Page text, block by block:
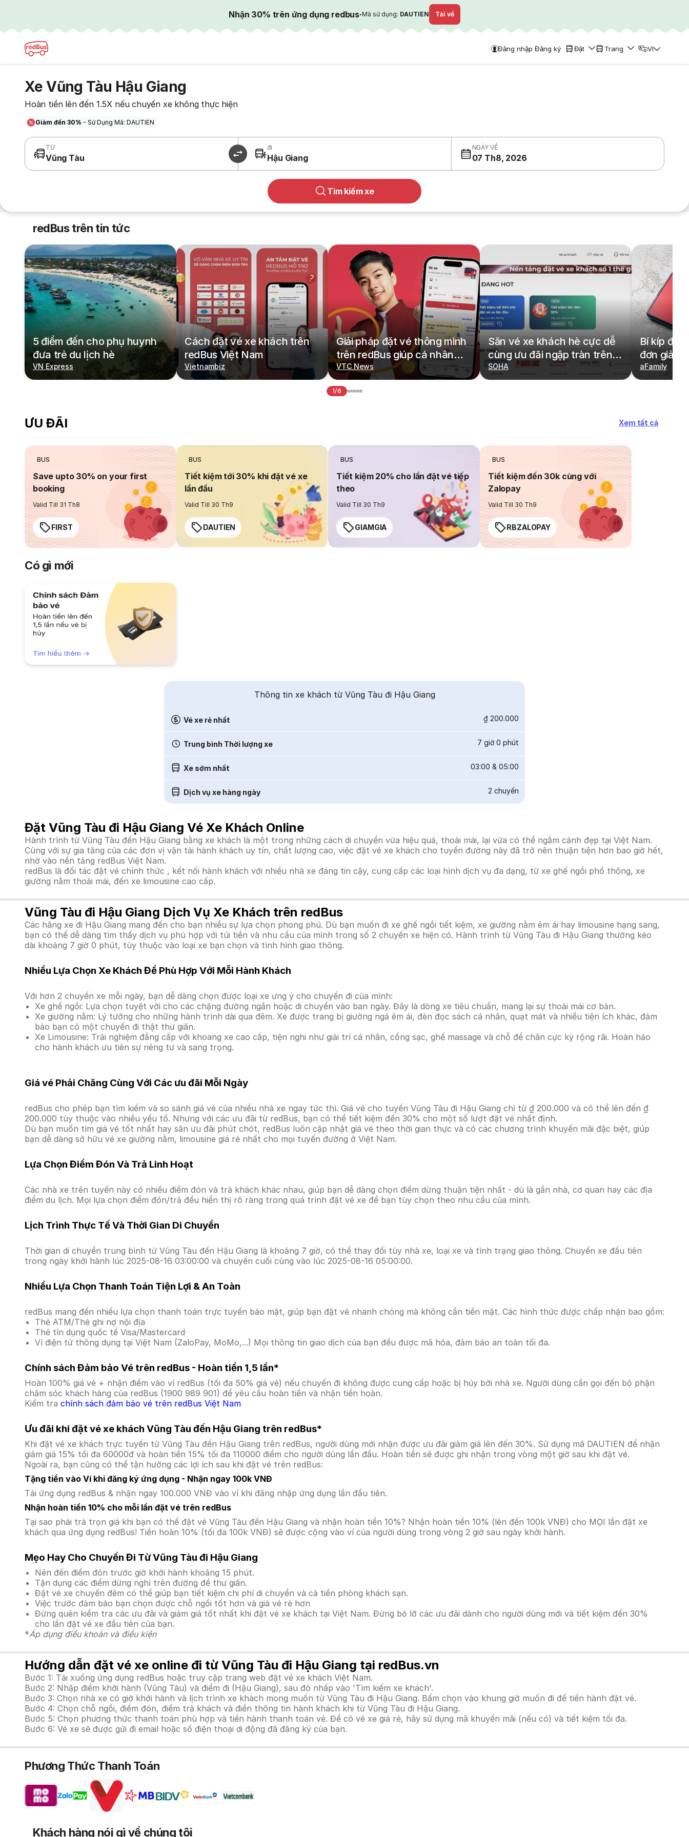
Nhận 30% trên ứng dụng redbus·Mã sử dụng: DAUTIEN Tải về
Đăng nhập Đăng ký Đặt Trang VI
Xe Vũng Tàu Hậu Giang
Hoàn tiền lên đến 1.5X nếu chuyến xe không thực hiện
Giảm đến 30% - Sử Dụng Mã: DAUTIEN
TỪ
Vũng Tàu
đi
Hậu Giang
NGÀY VỀ
07 Th8, 2026
Tìm kiếm xe
redBus trên tin tức
5 điểm đến cho phụ huynh
đưa trẻ du lịch hè
VN Express
Cách đặt vé xe khách trên
redBus Việt Nam
Vietnambiz
Giải pháp đặt vé thông minh
trên redBus giúp cá nhân
hoá hành trình di chuyển
VTC News
Săn vé xe khách hè cực dễ
cùng ưu đãi ngập tràn trên
redBus
SOHA
Bí kíp đặt
đơn giản,
cả gia
aFamily
1/6
ƯU ĐÃI Xem tất cả
BUS
Save upto 30% on your first
booking
Valid Till 31 Th8
FIRST
BUS
Tiết kiệm tới 30% khi đặt vé xe
lần đầu
Valid Till 30 Th9
DAUTIEN
BUS
Tiết kiệm 20% cho lần đặt vé tiếp
theo
Valid Till 30 Th9
GIAMGIA
BUS
Tiết kiệm đến 30k cùng với
Zalopay
Valid Till 30 Th9
RBZALOPAY
Có gì mới
Thông tin xe khách từ Vũng Tàu đi Hậu Giang
Vé xe rẻ nhất ₫ 200.000
Trung bình Thời lượng xe 7 giờ 0 phút
Xe sớm nhất 03:00 & 05:00
Dịch vụ xe hàng ngày 2 chuyến
Đặt Vũng Tàu đi Hậu Giang Vé Xe Khách Online
Hành trình từ Vũng Tàu đến Hậu Giang bằng xe khách là một trong những cách di chuyển vừa hiệu quả, thoải mái, lại vừa có thể ngắm cảnh đẹp tại Việt Nam.
Cùng với sự gia tăng của các đơn vị vận tải hành khách uy tín, chất lượng cao, việc đặt vé xe khách cho tuyến đường này đã trở nên thuận tiện hơn bao giờ hết,
nhờ vào nền tảng redBus Việt Nam.
redBus là đối tác đặt vé chính thức , kết nối hành khách với nhiều nhà xe đáng tin cậy, cung cấp các loại hình dịch vụ đa dạng, từ xe ghế ngồi phổ thông, xe
giường nằm thoải mái, đến xe limousine cao cấp.
Vũng Tàu đi Hậu Giang Dịch Vụ Xe Khách trên redBus
Các hãng xe đi Hậu Giang mang đến cho bạn nhiều sự lựa chọn phong phú. Dù bạn muốn đi xe ghế ngồi tiết kiệm, xe giường nằm êm ái hay limousine hạng sang,
bạn có thể dễ dàng tìm thấy dịch vụ phù hợp với túi tiền và nhu cầu của mình trong số 2 chuyến xe hiện có. Hành trình từ Vũng Tàu đi Hậu Giang thường kéo
dài khoảng 7 giờ 0 phút, tùy thuộc vào loại xe bạn chọn và tình hình giao thông.
Nhiều Lựa Chọn Xe Khách Để Phù Hợp Với Mỗi Hành Khách
Với hơn 2 chuyến xe mỗi ngày, bạn dễ dàng chọn được loại xe ưng ý cho chuyến đi của mình:
Xe ghế ngồi: Lựa chọn tuyệt vời cho các chặng đường ngắn hoặc di chuyển vào ban ngày. Đây là dòng xe tiêu chuẩn, mang lại sự thoải mái cơ bản.
Xe giường nằm: Lý tưởng cho những hành trình dài qua đêm. Xe được trang bị giường ngả êm ái, đèn đọc sách cá nhân, quạt mát và nhiều tiện ích khác, đảm
bảo bạn có một chuyến đi thật thư giãn.
Xe Limousine: Trải nghiệm đẳng cấp với khoang xe cao cấp, tiện nghi như giải trí cá nhân, cổng sạc, ghế massage và chỗ để chân cực kỳ rộng rãi. Hoàn hảo
cho hành khách ưu tiên sự riêng tư và sang trọng.
Giá vé Phải Chăng Cùng Với Các ưu đãi Mỗi Ngày
redBus cho phép bạn tìm kiếm và so sánh giá vé của nhiều nhà xe ngay tức thì. Giá vé cho tuyến Vũng Tàu đi Hậu Giang chỉ từ ₫ 200.000 và có thể lên đến ₫
200.000 tùy thuộc vào nhiều yếu tố. Nhưng với các ưu đãi từ redBus, bạn có thể tiết kiệm đến 30% cho một số lượt đặt vé nhất định.
Dù bạn muốn tìm giá vé tốt nhất hay săn ưu đãi phút chót, redBus luôn cập nhật giá vé theo thời gian thực và có các chương trình khuyến mãi đặc biệt, giúp
bạn dễ dàng sở hữu vé xe giường nằm, limousine giá rẻ nhất cho mọi tuyến đường ở Việt Nam.
Lựa Chọn Điểm Đón Và Trả Linh Hoạt
Các nhà xe trên tuyến này có nhiều điểm đón và trả khách khác nhau, giúp bạn dễ dàng chọn điểm dừng thuận tiện nhất - dù là gần nhà, cơ quan hay các địa
điểm du lịch. Mọi lựa chọn điểm đón/trả đều hiển thị rõ ràng trong quá trình đặt vé xe để bạn tùy chọn theo nhu cầu của mình.
Lịch Trình Thực Tế Và Thời Gian Di Chuyển
Thời gian di chuyển trung bình từ Vũng Tàu đến Hậu Giang là khoảng 7 giờ, có thể thay đổi tùy nhà xe, loại xe và tình trạng giao thông. Chuyến xe đầu tiên
trong ngày khởi hành lúc 2025-08-16 03:00:00 và chuyến cuối cùng vào lúc 2025-08-16 05:00:00.
Nhiều Lựa Chọn Thanh Toán Tiện Lợi & An Toàn
redBus mang đến nhiều lựa chọn thanh toán trực tuyến bảo mật, giúp bạn đặt vé nhanh chóng mà không cần tiền mặt. Các hình thức được chấp nhận bao gồm:
Thẻ ATM/Thẻ ghi nợ nội địa
Thẻ tín dụng quốc tế Visa/Mastercard
Ví điện tử thông dụng tại Việt Nam (ZaloPay, MoMo,...) Mọi thông tin giao dịch của bạn đều được mã hóa, đảm bảo an toàn tối đa.
Chính sách Đảm bảo Vé trên redBus - Hoàn tiền 1,5 lần*
Hoàn 100% giá vé + nhận điểm vào ví redBus (tối đa 50% giá vé) nếu chuyến đi không được cung cấp hoặc bị hủy bởi nhà xe. Người dùng cần gọi đến bộ phận
chăm sóc khách hàng của redBus (1900 989 901) để yêu cầu hoàn tiền và nhận tiền hoàn.
Kiểm tra chính sách đảm bảo vé trên redBus Việt Nam
Ưu đãi khi đặt vé xe khách Vũng Tàu đến Hậu Giang trên redBus*
Khi đặt vé xe khách trực tuyến từ Vũng Tàu đến Hậu Giang trên redBus, người dùng mới nhận được ưu đãi giảm giá lên đến 30%. Sử dụng mã DAUTIEN để nhận
giảm giá 15% tối đa 60000đ và hoàn tiền 15% tối đa 110000 điểm cho người dùng lần đầu. Hoàn tiền sẽ được ghi nhận trong vòng một giờ sau khi đặt vé.
Ngoài ra, bạn cũng có thể tận hưởng các lợi ích sau khi đặt vé trên redBus:
Tặng tiền vào Ví khi đăng ký ứng dụng - Nhận ngay 100k VNĐ
Tải ứng dụng redBus & nhận ngay 100.000 VNĐ vào ví khi đăng nhập ứng dụng lần đầu tiên.
Nhận hoàn tiền 10% cho mỗi lần đặt vé trên redBus
Tại sao phải trả trọn giá khi bạn có thể đặt vé Vũng Tàu đến Hậu Giang và nhận hoàn tiền 10%? Nhận hoàn tiền 10% (lên đến 100k VNĐ) cho MỌI lần đặt xe
khách qua ứng dụng redBus! Tiền hoàn 10% (tối đa 100k VNĐ) sẽ được cộng vào ví của người dùng trong vòng 2 giờ sau ngày khởi hành.
Mẹo Hay Cho Chuyến Đi Từ Vũng Tàu đi Hậu Giang
Nên đến điểm đón trước giờ khởi hành khoảng 15 phút.
Tận dụng các điểm dừng nghỉ trên đường để thư giãn.
Đặt vé xe chuyến đêm có thể giúp bạn tiết kiệm chi phí di chuyển và cả tiền phòng khách sạn.
Việc trước đảm bảo bạn chọn được chỗ ngồi tốt hơn và giá vé rẻ hơn
Đừng quên kiểm tra các ưu đãi và giảm giá tốt nhất khi đặt vé xe khách tại Việt Nam. Đừng bỏ lỡ các ưu đãi dành cho người dùng mới và tiết kiệm đến 30%
cho lần đặt vé xe đầu tiên của bạn.
*Áp dụng điều khoản và điều kiện
Hướng dẫn đặt vé xe online đi từ Vũng Tàu đi Hậu Giang tại redBus.vn
Bước 1: Tải xuống ứng dụng redBus hoặc truy cập trang web đặt vé xe khách Việt Nam.
Bước 2: Nhập điểm khởi hành (Vũng Tàu) và điểm đi (Hậu Giang), sau đó nhấp vào 'Tìm kiếm xe khách'.
Bước 3: Chọn nhà xe có giờ khởi hành và lịch trình xe khách mong muốn từ Vũng Tàu đi Hậu Giang. Bấm chọn vào khung giờ muốn đi để tiến hành đặt vé.
Bước 4: Chọn chỗ ngồi, điểm đón, điểm trả khách và điền thông tin hành khách khi từ Vũng Tàu đi Hậu Giang.
Bước 5: Chọn phương thức thanh toán phù hợp và tiến hành thanh toán vé. Để có vé xe giá rẻ, hãy sử dụng mã khuyến mãi (nếu có) và tiết kiệm tối đa.
Bước 6: Vé xe sẽ được gửi đi email hoặc số điện thoại di động đã đăng ký của bạn.
Phương Thức Thanh Toán
Khách hàng nói gì về chúng tôi